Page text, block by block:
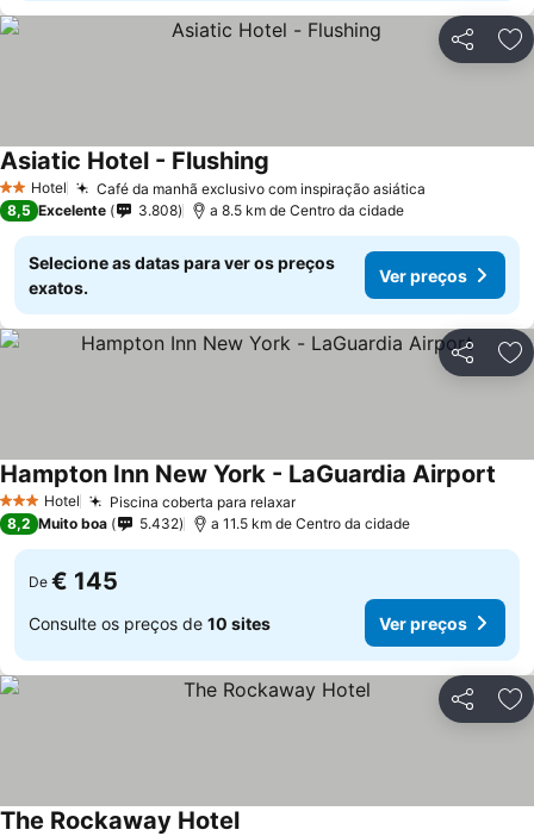
Partilhar
2 Estrelas
Hotel Café da manhã exclusivo com inspiração asiática
Asiatic Hotel - Flushing
8,5 Excelente 3.808 a 8.5 km de Centro da cidade
Selecione as datas para ver os preços
exatos.
Ver preços
Partilhar
3 EstrelasHotel Piscina coberta para relaxar
Hampton Inn New York - LaGuardia Airport
8,2 Muito boa 5.432 a 11.5 km de Centro da cidade
De € 145
Consulte os preços de 10 sites Ver preços
Partilhar
The Rockaway Hotel